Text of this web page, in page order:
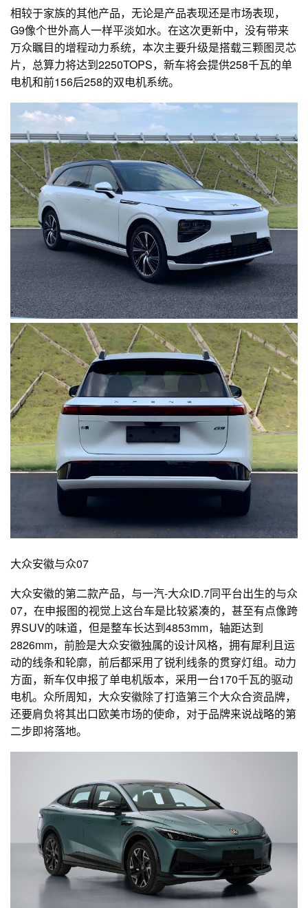
相较于家族的其他产品，无论是产品表现还是市场表现，
G9像个世外高人一样平淡如水。在这次更新中，没有带来
万众瞩目的增程动力系统，本次主要升级是搭载三颗图灵芯
片，总算力将达到2250TOPS，新车将会提供258千瓦的单
电机和前156后258的双电机系统。
大众安徽与众07
大众安徽的第二款产品，与一汽-大众ID.7同平台出生的与众
07，在申报图的视觉上这台车是比较紧凑的，甚至有点像跨
界SUV的味道，但是整车长达到4853mm，轴距达到
2826mm，前脸是大众安徽独属的设计风格，拥有犀利且运
动的线条和轮廓，前后都采用了锐利线条的贯穿灯组。动力
方面，新车仅申报了单电机版本，采用一台170千瓦的驱动
电机。众所周知，大众安徽除了打造第三个大众合资品牌，
还要肩负将其出口欧美市场的使命，对于品牌来说战略的第
二步即将落地。